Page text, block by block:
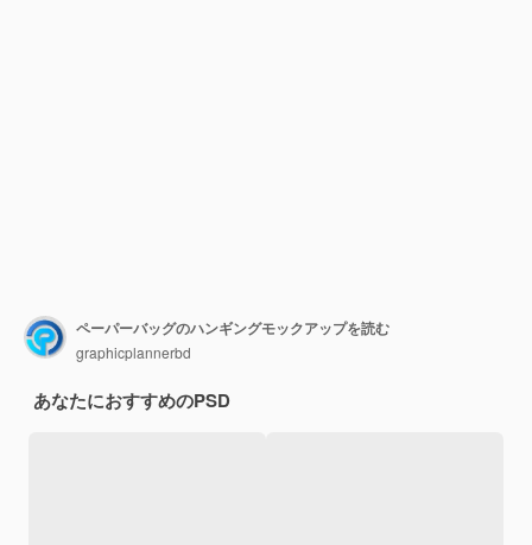
ペーパーバッグのハンギングモックアップを読む
graphicplannerbd
あなたにおすすめのPSD